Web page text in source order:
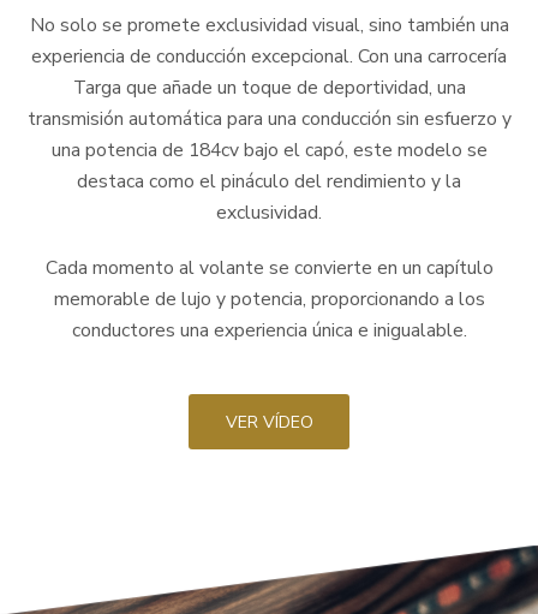
No solo se promete exclusividad visual, sino también una
experiencia de conducción excepcional. Con una carrocería
Targa que añade un toque de deportividad, una
transmisión automática para una conducción sin esfuerzo y
una potencia de 184cv bajo el capó, este modelo se
destaca como el pináculo del rendimiento y la
exclusividad.
Cada momento al volante se convierte en un capítulo
memorable de lujo y potencia, proporcionando a los
conductores una experiencia única e inigualable.
VER VÍDEO